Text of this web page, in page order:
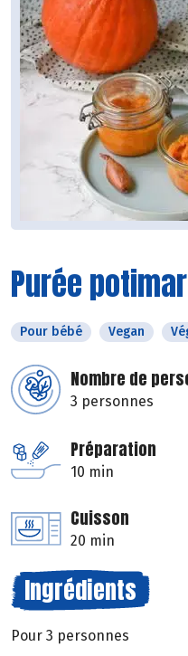
Purée
Pour bébé Vegan
Nombre de
3 personnes
Préparation
10 min
Cuisson
20 min
Ingrédients
Pour 3 personnes